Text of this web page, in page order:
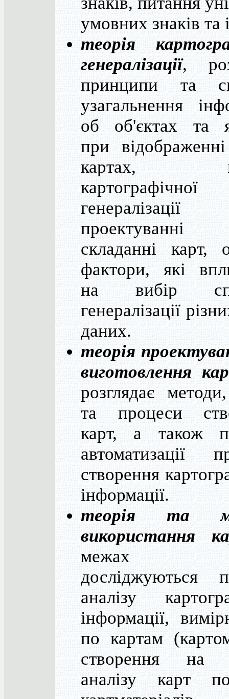
умовних знаків та
теорія
генералізації,
принципи та
узагальнення
об об'єктах та
при
картах,
картографічної
складанні карт,
фактори, які
на вибір
генералізації
даних.
теорія
виготовлення
розглядає
та процеси
карт, а також
автоматизації
створення
інформації.
теорія та
використання
межах
досліджуються
аналізу
інформації,
по картам
створення на
аналізу карт